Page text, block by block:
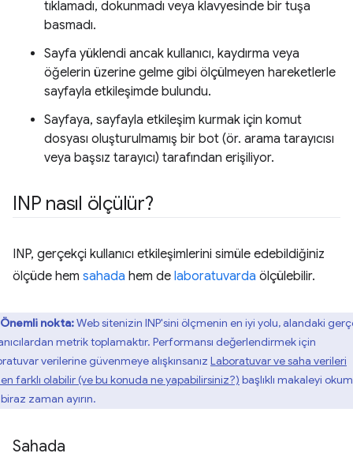
tıklamadı, dokunmadı veya klavyesinde bir tuşa
basmadı.
Sayfa yüklendi ancak kullanıcı, kaydırma veya
öğelerin üzerine gelme gibi ölçülmeyen hareketlerle
sayfayla etkileşimde bulundu.
Sayfaya, sayfayla etkileşim kurmak için komut
dosyası oluşturulmamış bir bot (ör. arama tarayıcısı
veya başsız tarayıcı) tarafından erişiliyor.
INP nasıl ölçülür?
INP, gerçekçi kullanıcı etkileşimlerini simüle edebildiğiniz
ölçüde hem sahada hem de laboratuvarda ölçülebilir.
Önemli nokta:Web sitenizin INP'sini ölçmenin en iyi yolu, alandaki
metrik toplamaktır. Performansı değerlendirmek için
verilerine güvenmeye alışkınsanız Laboratuvar ve saha verileri
farklı olabilir (ve bu konuda ne yapabilirsiniz?) başlıklı makaleyi
zaman ayırın.
Sahada